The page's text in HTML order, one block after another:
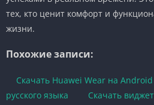
тех, кто ценит комфорт и
жизни.
Похожие записи:
Скачать Huawei Wear на
русского языка
Скачать